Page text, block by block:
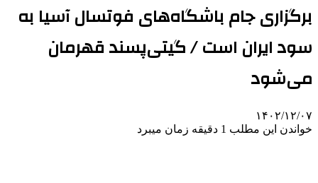
برگزاری جام باشگاه‌های فوتسال آسیا به
سود ایران است / گیتی‌پسند قهرمان
می‌شود
۱۴۰۲/۱۲/۰۷
خواندن این مطلب 1 دقیقه زمان میبرد